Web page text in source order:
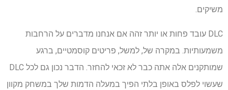
משיקים.
DLC עובד פחות או יותר זהה אם אנחנו מדברים על הרחבות
משמעותיות. במקרה של, למשל, פריטים קוסמטיים, ברגע
שמותקנים אלה אתה כבר לא זכאי להחזר. הדבר נכון גם לכל DLC
שעשוי לפלס באופן בלתי הפיך במעלה הדמות שלך במשחק מקוון